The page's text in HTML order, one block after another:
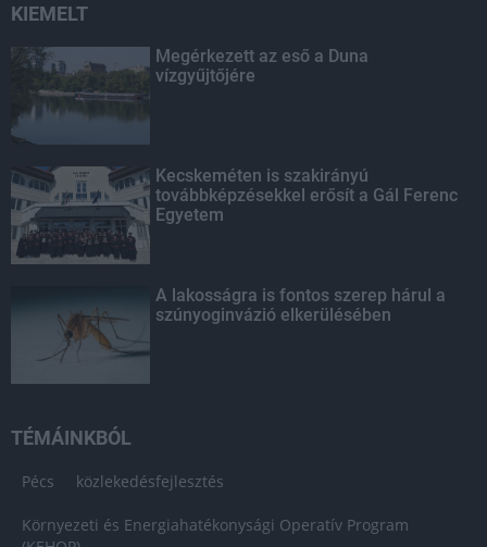
KIEMELT
Megérkezett az eső a Duna
vízgyűjtőjére
Kecskeméten is szakirányú
továbbképzésekkel erősít a Gál Ferenc
Egyetem
A lakosságra is fontos szerep hárul a
szúnyoginvázió elkerülésében
TÉMÁINKBÓL
Pécs közlekedésfejlesztés
Környezeti és Energiahatékonysági Operatív Program